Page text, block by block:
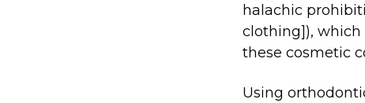
halachic
clothing]), which
these cosmetic
Using